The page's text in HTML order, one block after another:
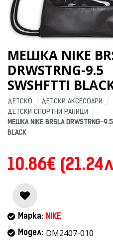
МЕШКА NIKE
DRWSTRNG-9.5
SWSHFTTI
ДЕТСКО
ДЕТСКИ АКСЕСОАРИ
ДЕТСКИ СПОРТНИ РАНИЦИ
МЕШКА NIKE BRSLA DRWSTRNG-
BLACK
10.86€
Марка: NIKE
Модел: DM2407-010